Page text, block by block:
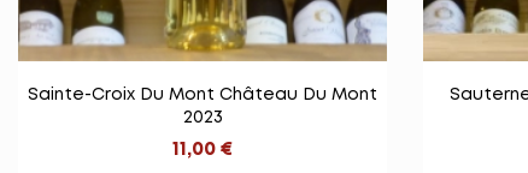
 Vue rapide
Sainte-Croix Du Mont Château Du Mont
2023
11,00 €